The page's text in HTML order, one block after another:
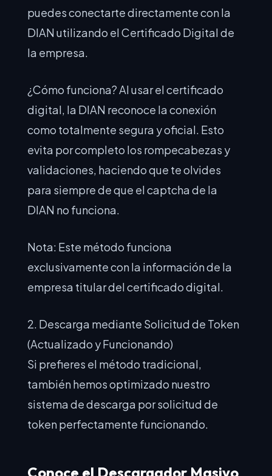
puedes conectarte directamente con la
DIAN utilizando el Certificado Digital de
la empresa.
¿Cómo funciona? Al usar el certificado
digital, la DIAN reconoce la conexión
como totalmente segura y oficial. Esto
evita por completo los rompecabezas y
validaciones, haciendo que te olvides
para siempre de que el captcha de la
DIAN no funciona.
Nota: Este método funciona
exclusivamente con la información de la
empresa titular del certificado digital.
2. Descarga mediante Solicitud de Token
(Actualizado y Funcionando)
Si prefieres el método tradicional,
también hemos optimizado nuestro
sistema de descarga por solicitud de
token perfectamente funcionando.
Conoce el Descargador Masivo